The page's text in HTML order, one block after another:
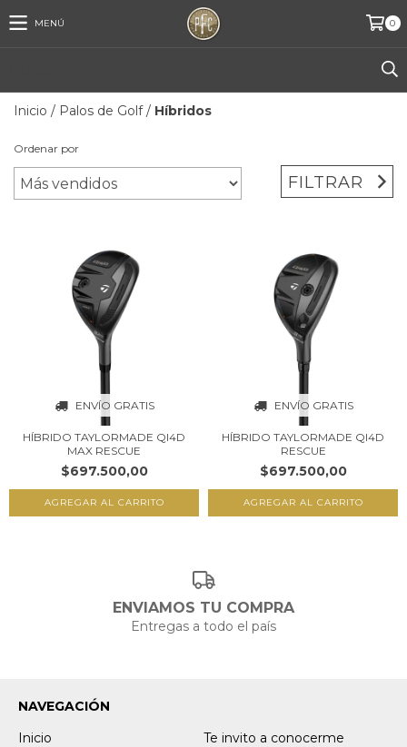
MENÚ 0
Inicio / Palos de Golf / Híbridos
Ordenar por
FILTRAR
ENVÍO GRATIS
HÍBRIDO TAYLORMADE QI4D
MAX RESCUE
$697.500,00
AGREGAR AL CARRITO
ENVÍO GRATIS
HÍBRIDO TAYLORMADE QI4D
RESCUE
$697.500,00
AGREGAR AL CARRITO
ENVIAMOS TU COMPRA
Entregas a todo el país
NAVEGACIÓN
Inicio
Te invito a conocerme